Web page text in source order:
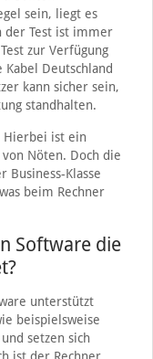
sein, liegt es
der Test ist immer
zur Verfügung
Deutschland
kann sicher sein,
standhalten.
Hierbei ist ein
Nöten. Doch die
Business-Klasse
beim Rechner
Software die
unterstützt
beispielsweise
setzen sich